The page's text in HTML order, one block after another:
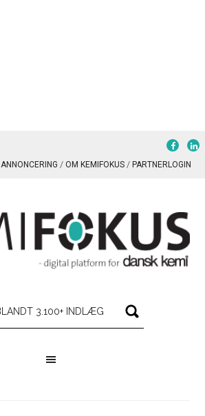
ANNONCERING OM KEMIFOKUS PARTNERLOGIN